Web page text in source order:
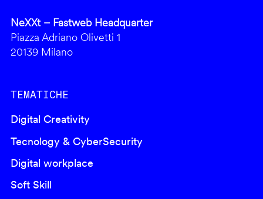
NeXXt – Fastweb Headquarter
Piazza Adriano Olivetti 1
20139 Milano
TEMATICHE
Digital Creativity
Tecnology & CyberSecurity
Digital workplace
Soft Skill